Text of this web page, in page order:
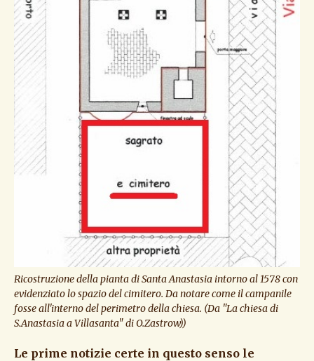
Ricostruzione della pianta di Santa Anastasia intorno al 1578 con
evidenziato lo spazio del cimitero. Da notare come il campanile
fosse all'interno del perimetro della chiesa. (Da "La chiesa di
S.Anastasia a Villasanta" di O.Zastrow))
Le prime notizie certe in questo senso le